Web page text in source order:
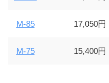
M-85 17,050円
M-75 15,400円